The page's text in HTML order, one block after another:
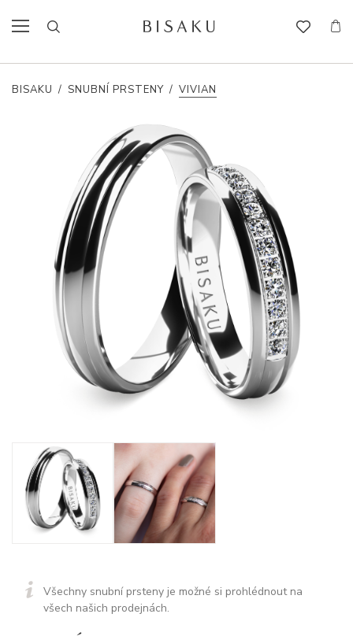
BISAKU / SNUBNÍ PRSTENY / VIVIAN
Všechny snubní prsteny je možné si prohlédnout na
všech našich prodejnách.